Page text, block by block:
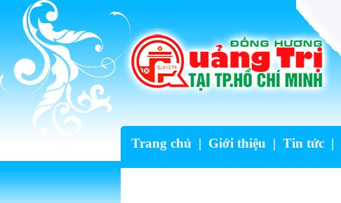
Trang chủ | Giới thiệu | Tin tức |